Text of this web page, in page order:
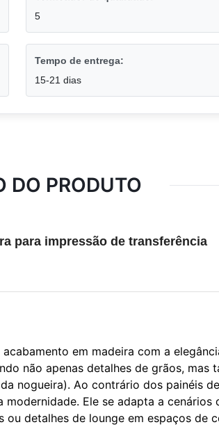
5
Tempo de entrega:
15-21 dias
DO PRODUTO
para impressão de transferência
em madeira com a
não apenas detalhes de grãos, mas
nogueira). Ao contrário dos painéis
Ele se adapta a
detalhes de lounge em espaços